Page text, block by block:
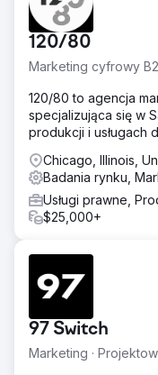
120/80
Marketing cyfrowy
120/80 to agencja
specjalizująca się w
produkcji i usługach
Chicago, Illinois,
Badania rynku,
Usługi prawne,
$25,000+
97 Switch
Marketing ·